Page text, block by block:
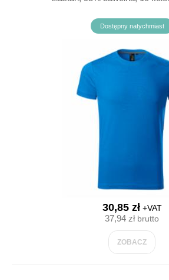
Dostępny natychmiast
30,85 zł+VAT
37,94 złbrutto
ZOBACZ